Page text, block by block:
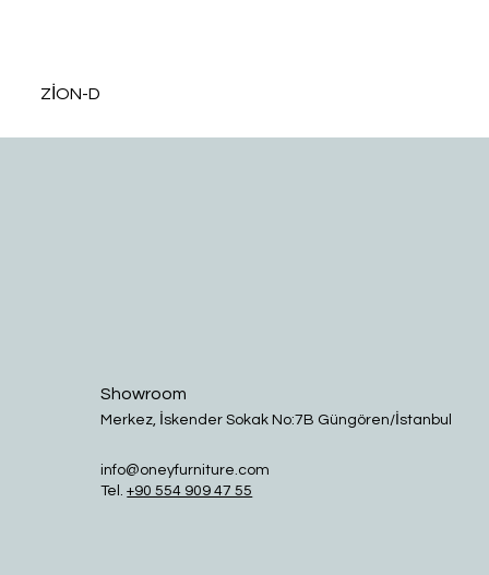
ZİON-D
Showroom
Merkez, İskender Sokak No:7B Güngören/İstanbul
info@oneyfurniture.com
Tel.+90 554 909 47 55